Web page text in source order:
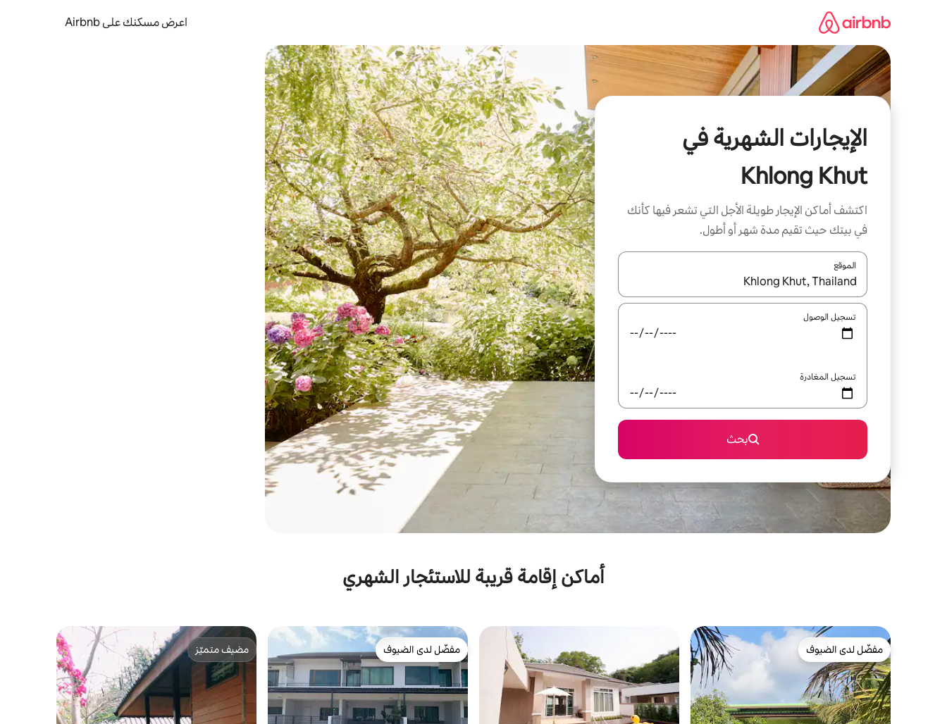
اعرض مسكنك على Airbnb
الإيجارات الشهرية في
Khlong Khut
اكتشف أماكن الإيجار طويلة الأجل التي تشعر فيها كأنك
في بيتك حيث تقيم مدة شهر أو أطول.
الموقع
عند توفر النتائج، انتقل باستخدام السهمين لأعلى ولأسفل أو استكشف عن طريق اللمس أو السحب.
تسجيل الوصول
تسجيل المغادرة
بحث
أماكن إقامة قريبة للاستئجار الشهري
مفضّل لدى الضيوف
مفضّل لدى الضيوف
مفضّل لدى الضيوف
مفضّل لدى الضيوف
مضيف متميّز
مضيف متميّز